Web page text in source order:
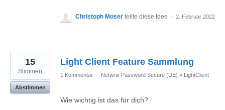
Christoph Moser teilte diese Idee · 2. Februar 2022
Light Client Feature Sammlung
15
Stimmen
Abstimmen
1 Kommentar · Netwrix Password Secure (DE) » LightClient
Wie wichtig ist das für dich?